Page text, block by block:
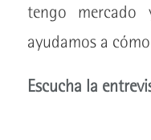
tengo
ayudamos a
Escucha la